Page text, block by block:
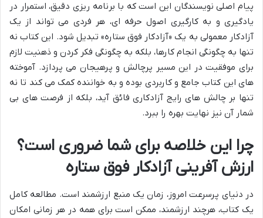
پیام اصلی نویسندگان این است که با برنامه ریزی دقیق، استمرار در
یادگیری و به کارگیری اصول حرفه ای، هر فردی می تواند از یک
آزادکار معمولی به یک «آزادکار فوق ستاره» تبدیل شود. این کتاب نه
تنها به چگونگی انجام کارها، بلکه به چگونگی فکر کردن و ذهنیت لازم
برای موفقیت در این مسیر پرچالش و پرهیجان می پردازد. آموخته
های این کتاب جامع و کاربردی بوده و به خواننده کمک می کند تا نه
تنها بر چالش های رایج آزادکاری فائق آید، بلکه از فرصت های بی
شمار آن نیز نهایت بهره را ببرد.
چرا این خلاصه برای شما ضروری است؟
ارزش آفرینی آزادکار فوق ستاره
در دنیای پرسرعت امروز، زمان یک منبع ارزشمند است. مطالعه کامل
یک کتاب، هرچند ارزشمند، ممکن است برای همه در هر زمانی امکان